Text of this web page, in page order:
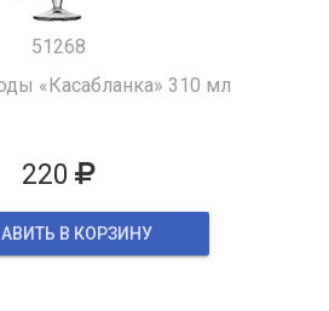
51268
«Касабланка» 310 мл
220
В КОРЗИНУ